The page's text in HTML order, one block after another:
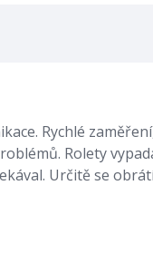
Rychlé
Rolety
Určitě se